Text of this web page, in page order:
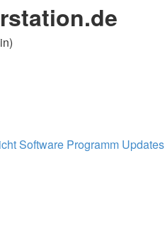
Software Programm Updates